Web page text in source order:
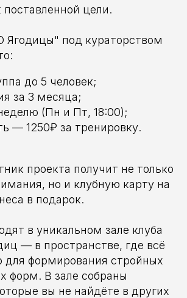
цели.
Ягодицы" под кураторством
до 5 человек;
за 3 месяца;
(Пн и Пт, 18:00);
— 1250₽ за тренировку.
проекта получит не только
но и клубную карту на
в подарок.
в уникальном зале клуба
— в пространстве, где всё
для формирования стройных
форм. В зале собраны
вы не найдёте в других